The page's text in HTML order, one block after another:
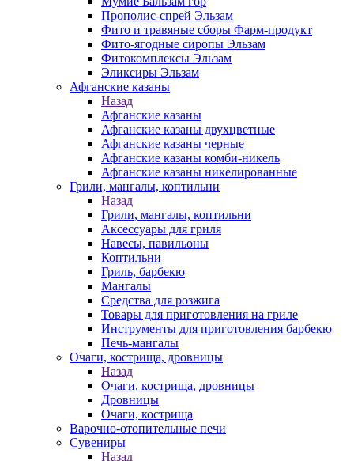
Прополис-спрей Эльзам
Фито и травяные сборы Фарм-продукт
Фито-ягодные сиропы Эльзам
Фитокомплексы Эльзам
Эликсиры Эльзам
Афганские казаны
Назад
Афганские казаны
Афганские казаны двухцветные
Афганские казаны черные
Афганские казаны комби-никель
Афганские казаны никелированные
Грили, мангалы, коптильни
Назад
Грили, мангалы, коптильни
Аксессуары для гриля
Навесы, павильоны
Коптильни
Гриль, барбекю
Мангалы
Средства для розжига
Товары для приготовления на гриле
Инструменты для приготовления барбекю
Печь-мангалы
Очаги, кострища, дровницы
Назад
Очаги, кострища, дровницы
Дровницы
Очаги, кострища
Варочно-отопительные печи
Сувениры
Назад